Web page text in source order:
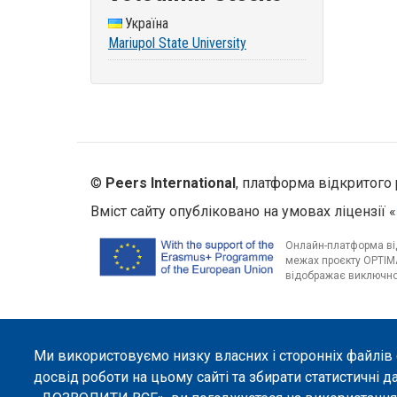
Україна
Mariupol State University
Ми використовуємо низку власних і сторонніх
досвід роботи на цьому сайті та збирати статистичні
© Peers International, платформа
Вміст сайту опубліковано на умовах ліцензії «
Онлайн-платформа
межах проєкту
відображає виключно